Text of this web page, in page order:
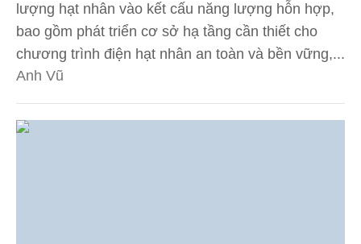
lượng hạt nhân vào kết cấu năng lượng hỗn hợp,
bao gồm phát triển cơ sở hạ tầng cần thiết cho
chương trình điện hạt nhân an toàn và bền vững,...
Anh Vũ